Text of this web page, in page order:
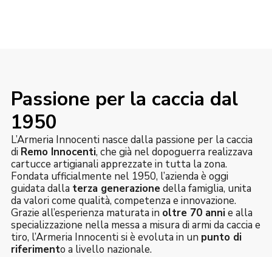
Passione per la caccia dal
1950
L’Armeria Innocenti nasce dalla passione per la caccia
di Remo Innocenti, che già nel dopoguerra realizzava
cartucce artigianali apprezzate in tutta la zona.
Fondata ufficialmente nel 1950, l’azienda è oggi
guidata dalla terza generazionedella famiglia, unita
da valori come qualità, competenza e innovazione.
Grazie all’esperienza maturata in oltre 70 annie alla
specializzazione nella messa a misura di armi da caccia e
tiro, l’Armeria Innocenti si è evoluta in un punto di
riferimento a livello nazionale.